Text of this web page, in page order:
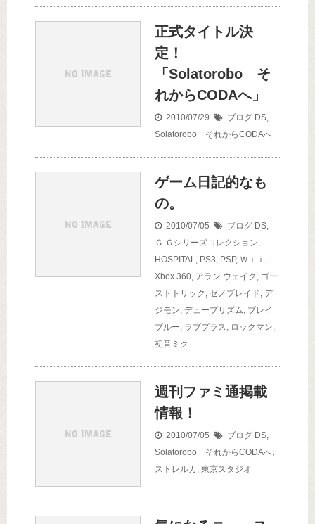
正式タイトル決
定！
「Solatorobo そ
れからCODAへ」
2010/07/29 ブログ DS,
Solatorobo それからCODAへ
ゲーム日記的なも
の。
2010/07/05 ブログ DS,
Ｇ.Ｇシリーズコレクション,
HOSPITAL, PS3, PSP, Ｗｉｉ ,
Xbox 360, アラン ウェイク , ゴー
ストトリック , ゼノブレイド, デ
ジモン, デュープリズム, ブレイ
ブルー, ラブプラス, ロックマン,
初音ミク
週刊ファミ通掲載
情報！
2010/07/05 ブログ DS,
Solatorobo それからCODAへ,
ストレルカ , 東京スタジオ